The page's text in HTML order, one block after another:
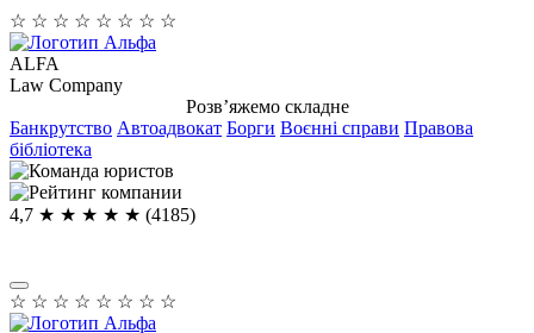
☆ ☆ ☆ ☆ ☆ ☆ ☆ ☆
ALFA
Law Company
Розв’яжемо складне
Банкрутство Автоадвокат Борги Воєнні справи Правова
бібліотека
4,7 ★ ★ ★ ★ ★ (4185)
☆ ☆ ☆ ☆ ☆ ☆ ☆ ☆